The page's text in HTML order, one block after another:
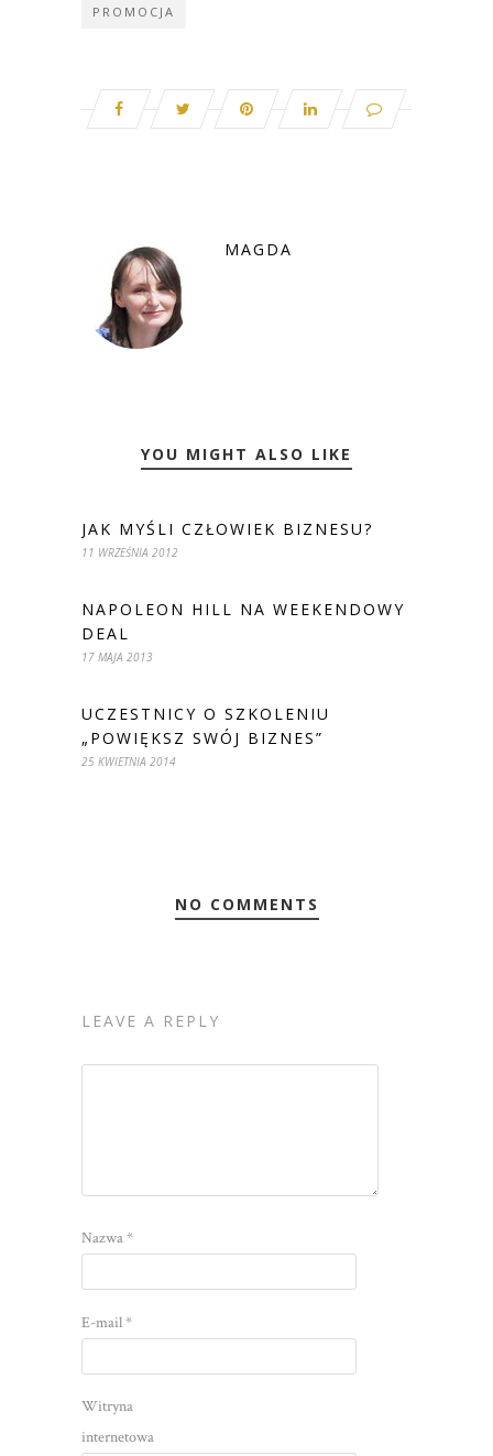
PROMOCJA
MAGDA
YOU MIGHT ALSO LIKE
JAK MYŚLI CZŁOWIEK BIZNESU?
11 WRZEŚNIA 2012
NAPOLEON HILL NA WEEKENDOWY
DEAL
17 MAJA 2013
UCZESTNICY O SZKOLENIU
„POWIĘKSZ SWÓJ BIZNES”
25 KWIETNIA 2014
NO COMMENTS
LEAVE A REPLY
Nazwa*
E-mail*
Witryna
internetowa